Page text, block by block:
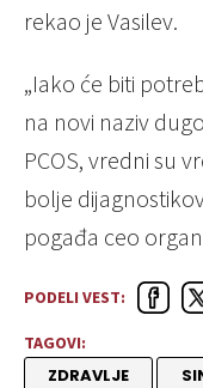
rekao je Vasilev.
„Iako će biti
na novi naziv
PCOS, vredni su
bolje
pogađa ceo
PODELI VEST:
TAGOVI:
ZDRAVLJE